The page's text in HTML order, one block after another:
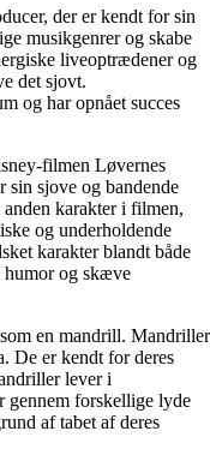
der er kendt for sin
musikgenrer og skabe
liveoptrædener og
det sjovt.
og har opnået succes
filmen Løvernes
sin sjove og bandende
karakter i filmen,
og underholdende
karakter blandt både
humor og skæve
en mandrill. Mandriller
De er kendt for deres
lever i
gennem forskellige lyde
af tabet af deres